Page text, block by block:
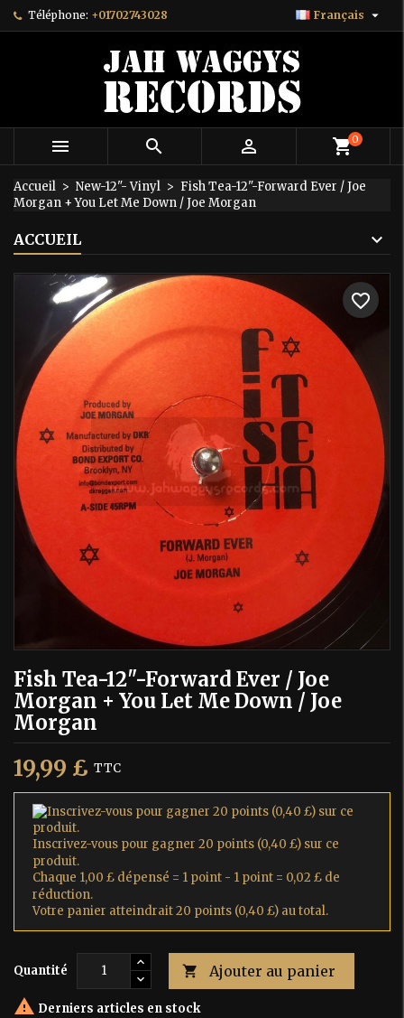
Téléphone: +01702743028 Français 
   0
Accueil New-12"- Vinyl
Fish Tea-12"-Forward Ever / Joe
Morgan + You Let Me Down / Joe Morgan
ACCUEIL
Fish Tea-12"-Forward Ever / Joe
Morgan + You Let Me Down / Joe
Morgan
19,99 £ TTC
Inscrivez-vous pour gagner 20 points (0,40 £) sur ce
produit.
Chaque 1,00 £ dépensé = 1 point - 1 point = 0,02 £ de
réduction.
Votre panier atteindrait 20 points (0,40 £) au total.
Quantité  Ajouter au panier
favorite_border
 Derniers articles en stock
Mes listes ×
Créer une nouvelle liste
Créer une liste d'envies ×
Nom de la liste d'envies
Annuler Créer une liste d'envies
Connexion ×
Vous devez être connecté pour ajouter des produits
à votre liste d'envies.
Annuler Connexion